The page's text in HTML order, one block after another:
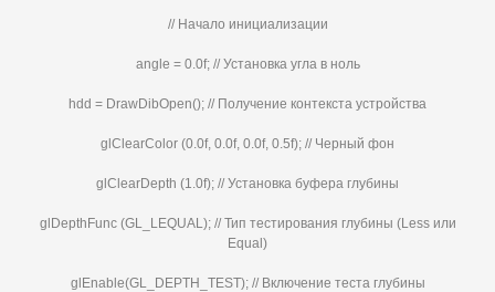
// Начало инициализации
angle = 0.0f; // Установка угла в ноль
hdd = DrawDibOpen(); // Получение контекста устройства
glClearColor (0.0f, 0.0f, 0.0f, 0.5f); // Черный фон
glClearDepth (1.0f); // Установка буфера глубины
glDepthFunc (GL_LEQUAL); // Тип тестирования глубины (Less или
Equal)
glEnable(GL_DEPTH_TEST); // Включение теста глубины